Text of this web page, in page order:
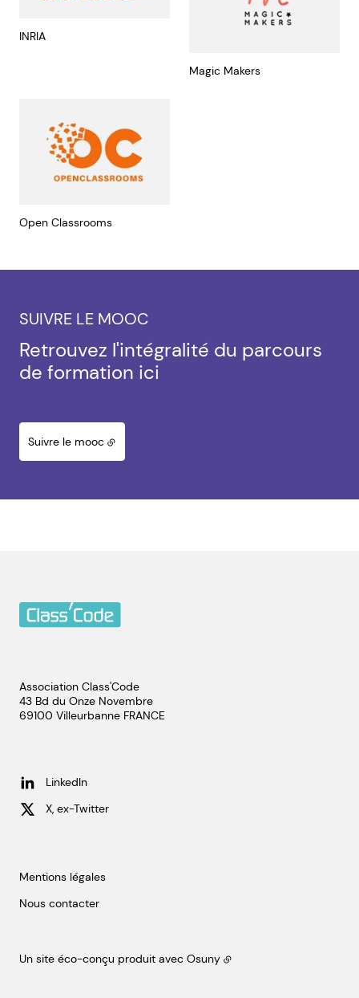
INRIA
Magic Makers
Open Classrooms
SUIVRE LE MOOC
Retrouvez l'intégralité du parcours
de formation ici
Suivre le mooc
Association Class'Code
43 Bd du Onze Novembre
69100 Villeurbanne FRANCE
LinkedIn
X, ex-Twitter
Mentions légales
Nous contacter
Un site éco-conçu produit avec Osuny